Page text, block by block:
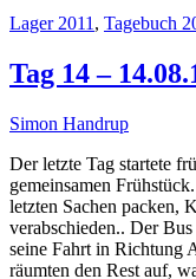
Lager 2011 , Tagebuch
Tag 14 –
Simon Handrup
Der letzte Tag startete
gemeinsamen
letzten Sachen packen,
verabschieden.. Der
seine Fahrt in Richtung
räumten den Rest auf,